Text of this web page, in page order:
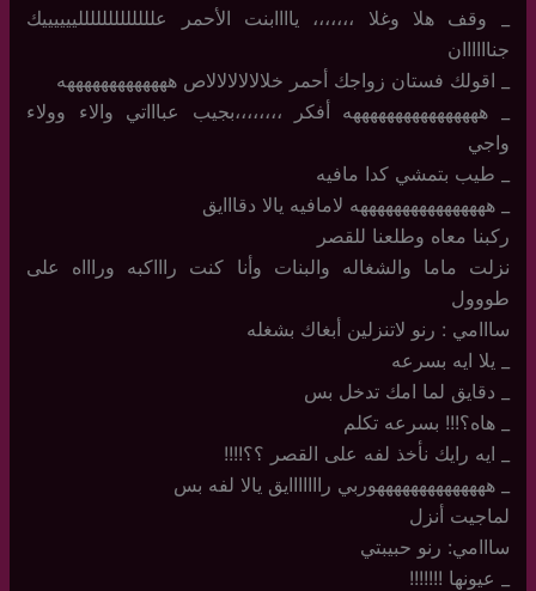
_ وقف هلا وغلا ،،،،،،، ياااابنت الأحمر علللللللللللللييييييك
جناااااان
_ اقولك فستان زواجك أحمر خلالالالالالاص هههههههههههههه
_ ههههههههههههههههه أفكر ،،،،،،،،بجيب عباااتي والاء وولاء
واجي
_ طيب بتمشي كدا مافيه
_ ههههههههههههههههه لامافيه يالا دقااايق
ركبنا معاه وطلعنا للقصر
نزلت ماما والشغاله والبنات وأنا كنت راااكبه وراااه على
طووول
سااامي : رنو لاتنزلين أبغاك بشغله
_ يلا ايه بسرعه
_ دقايق لما امك تدخل بس
_ هاه؟!!! بسرعه تكلم
_ ايه رايك نأخذ لفه على القصر ؟؟!!!!
_ ههههههههههههههوربي رااااااايق يالا لفه بس
لماجيت أنزل
سااامي: رنو حبيبتي
_ عيونها !!!!!!!